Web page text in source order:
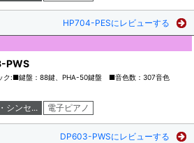
HP704-PESにレビューする
PWS
ク:■鍵盤：88鍵、PHA-50鍵盤 ■音色数：307音色
シンセ... 電子ピアノ
DP603-PWSにレビューする